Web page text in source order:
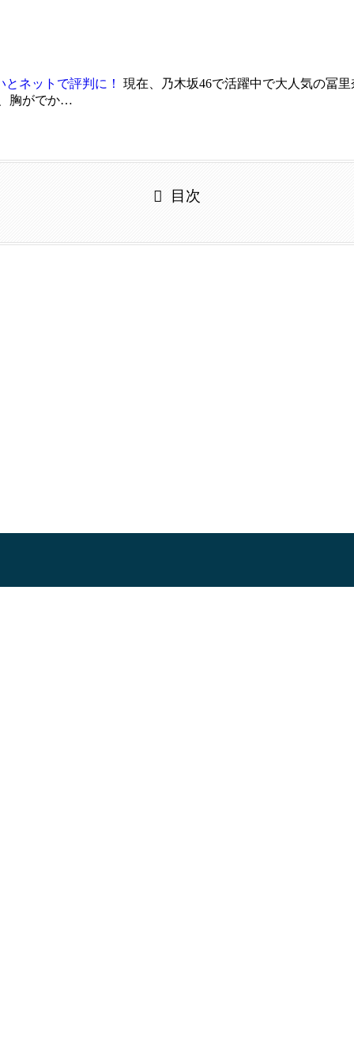
ネットで評判に！
現在、乃木坂46で活躍中で大人気の冨
胸がでか…
目次